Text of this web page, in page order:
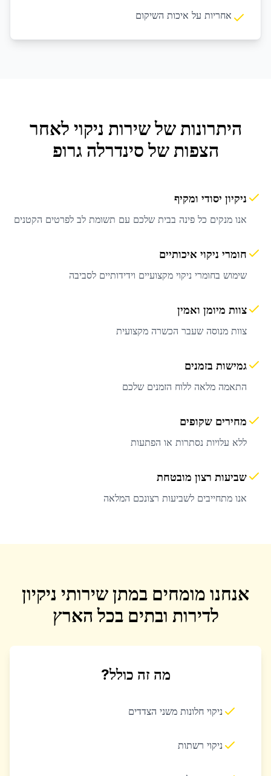
אחריות על איכות השיקום
היתרונות של שירות ניקוי לאחר
הצפות של סינדרלה גרופ
ניקיון יסודי ומקיף
אנו מנקים כל פינה בבית שלכם עם תשומת לב לפרטים הקטנים
חומרי ניקוי איכותיים
שימוש בחומרי ניקוי מקצועיים וידידותיים לסביבה
צוות מיומן ואמין
צוות מנוסה שעבר הכשרה מקצועית
גמישות בזמנים
התאמה מלאה ללוח הזמנים שלכם
מחירים שקופים
ללא עלויות נסתרות או הפתעות
שביעות רצון מובטחת
אנו מתחייבים לשביעות רצונכם המלאה
אנחנו מומחים במתן שירותי ניקיון
לדירות ובתים בכל הארץ
מה זה כולל?
ניקוי חלונות משני הצדדים
ניקוי רשתות